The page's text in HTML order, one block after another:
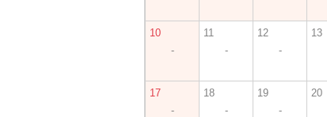
10
-
11
-
12
-
13
17
-
18
-
19
-
20